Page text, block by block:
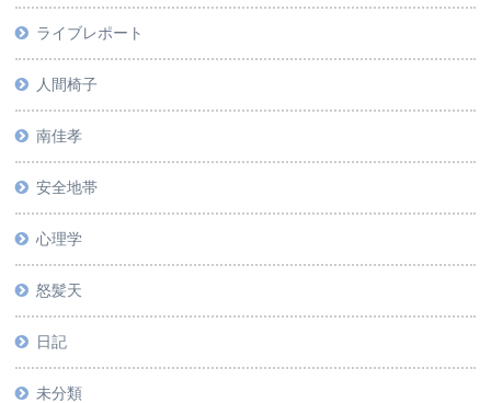
ライブレポート
人間椅子
南佳孝
安全地帯
心理学
怒髪天
日記
未分類